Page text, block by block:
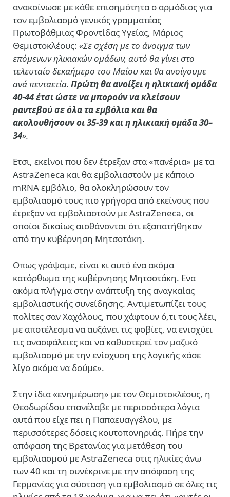
ανακοίνωσε με κάθε επισημότητα ο αρμόδιος για
τον εμβολιασμό γενικός γραμματέας
Πρωτοβάθμιας Φροντίδας Υγείας, Μάριος
Θεμιστοκλέους: «Σε σχέση με το άνοιγμα των
επόμενων ηλικιακών ομάδων, αυτό θα γίνει στο
τελευταίο δεκαήμερο του Μαΐου και θα ανοίγουμε
ανά πενταετία. Πρώτη θα ανοίξει η ηλικιακή ομάδα
40-44 έτσι ώστε να μπορούν να κλείσουν
ραντεβού σε όλα τα εμβόλια και θα
ακολουθήσουν οι 35-39 και η ηλικιακή ομάδα 30–
34».
Ετσι, εκείνοι που δεν έτρεξαν στα «πανέρια» με τα
AstraZeneca και θα εμβολιαστούν με κάποιο
mRNA εμβόλιο, θα ολοκληρώσουν τον
εμβολιασμό τους πιο γρήγορα από εκείνους που
έτρεξαν να εμβολιαστούν με AstraZeneca, οι
οποίοι δικαίως αισθάνονται ότι εξαπατήθηκαν
από την κυβέρνηση Μητσοτάκη.
Οπως γράψαμε, είναι κι αυτό ένα ακόμα
κατόρθωμα της κυβέρνησης Μητσοτάκη. Ενα
ακόμα πλήγμα στην ανάπτυξη της αναγκαίας
εμβολιαστικής συνείδησης. Αντιμετωπίζει τους
πολίτες σαν Χαχόλους, που χάφτουν ό,τι τους λέει,
με αποτέλεσμα να αυξάνει τις φοβίες, να ενισχύει
τις ανασφάλειες και να καθυστερεί τον μαζικό
εμβολιασμό με την ενίσχυση της λογικής «άσε
λίγο ακόμα να δούμε».
Στην ίδια «ενημέρωση» με τον Θεμιστοκλέους, η
Θεοδωρίδου επανέλαβε με περισσότερα λόγια
αυτά που είχε πει η Παπαευαγγέλου, με
περισσότερες δόσεις κουτοπονηριάς. Πήρε την
απόφαση της Βρετανίας για μετάθεση του
εμβολιασμού με AstraZeneca στις ηλικίες άνω
των 40 και τη συνέκρινε με την απόφαση της
Γερμανίας για σύσταση για εμβολιασμό σε όλες τις